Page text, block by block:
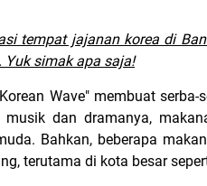
tempat jajanan korea di
Yuk simak apa saja!
Wave" membuat
musik dan dramanya,
Bahkan, beberapa
terutama di kota besar